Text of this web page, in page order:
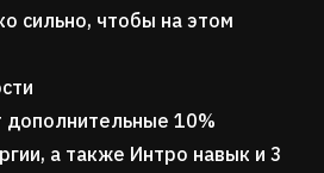
сильно, чтобы на этом
10%
а также Интро навык и 3